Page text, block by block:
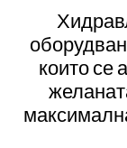
които се